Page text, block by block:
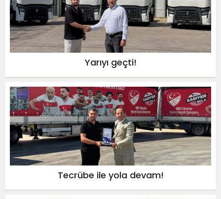
Yarıyı geçti!
Tecrübe ile yola devam!